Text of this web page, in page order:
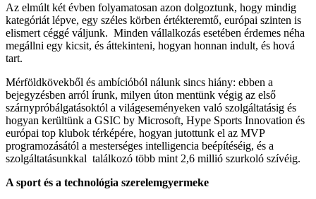
Az elmúlt két évben folyamatosan azon dolgoztunk, hogy mindig
kategóriát lépve, egy széles körben értékteremtő, európai szinten is
elismert céggé váljunk. Minden vállalkozás esetében érdemes néha
megállni egy kicsit, és áttekinteni, hogyan honnan indult, és hová
tart.
Mérföldkövekből és ambícióból nálunk sincs hiány: ebben a
bejegyzésben arról írunk, milyen úton mentünk végig az első
szárnypróbálgatásoktól a világeseményeken való szolgáltatásig és
hogyan kerültünk a GSIC by Microsoft, Hype Sports Innovation és
európai top klubok térképére, hogyan jutottunk el az MVP
programozásától a mesterséges intelligencia beépítéséig, és a
szolgáltatásunkkal találkozó több mint 2,6 millió szurkoló szívéig.
A sport és a technológia szerelemgyermeke